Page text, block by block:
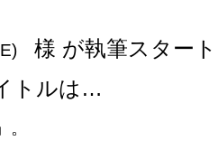
様 が執筆スター
トルは…